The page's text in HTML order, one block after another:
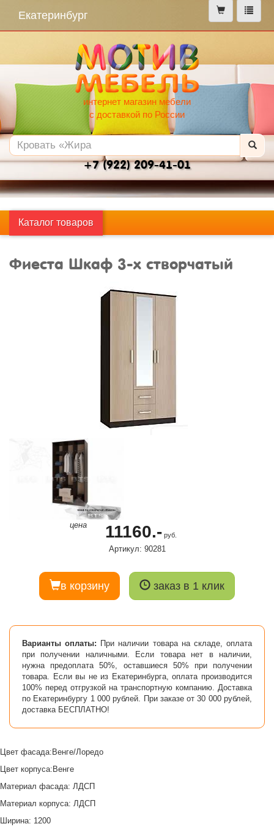
меню
Екатеринбург
интернет магазин мебели
с доставкой по России
+7 (922) 209-41-01
Каталог товаров
Фиеста Шкаф 3-х створчатый
цена 11160.-руб.
Артикул: 90281
в корзину заказ в 1 клик
Варианты оплаты: При наличии товара на складе, оплата
при получении наличными. Если товара нет в наличии,
нужна предоплата 50%, оставшиеся 50% при получении
товара. Если вы не из Екатеринбурга, оплата производится
100% перед отгрузкой на транспортную компанию. Доставка
по Екатеринбургу 1 000 рублей. При заказе от 30 000 рублей,
доставка БЕСПЛАТНО!
Цвет фасада:Венге/Лоредо
Цвет корпуса:Венге
Материал фасада: ЛДСП
Материал корпуса: ЛДСП
Ширина: 1200